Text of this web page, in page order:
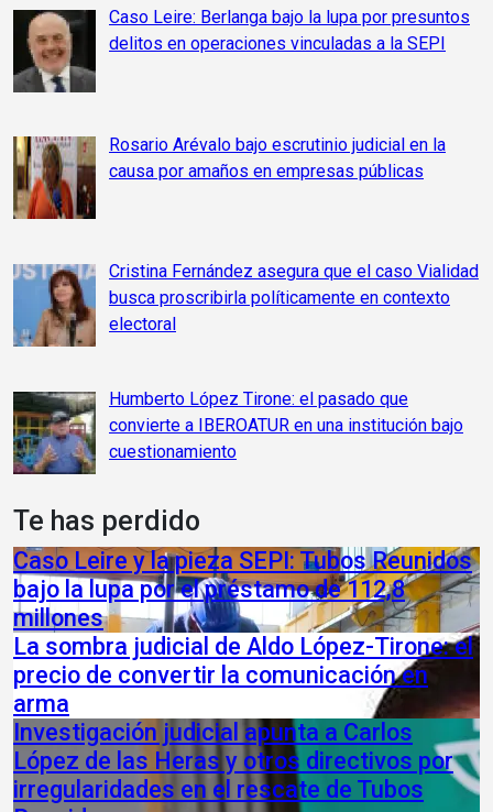
Caso Leire: Berlanga bajo la lupa por presuntos
delitos en operaciones vinculadas a la SEPI
Rosario Arévalo bajo escrutinio judicial en la
causa por amaños en empresas públicas
Cristina Fernández asegura que el caso Vialidad
busca proscribirla políticamente en contexto
electoral
Humberto López Tirone: el pasado que
convierte a IBEROATUR en una institución bajo
cuestionamiento
Te has perdido
Caso Leire y la pieza SEPI: Tubos Reunidos
bajo la lupa por el préstamo de 112,8
millones
La sombra judicial de Aldo López-Tirone: el
precio de convertir la comunicación en
arma
Investigación judicial apunta a Carlos
López de las Heras y otros directivos por
irregularidades en el rescate de Tubos